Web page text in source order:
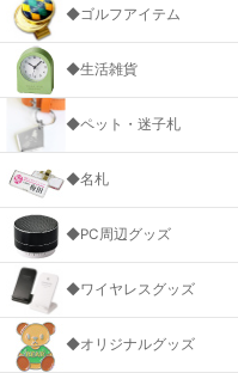
◆ゴルフアイテム
◆生活雑貨
◆ペット・迷子札
◆名札
◆PC周辺グッズ
◆ワイヤレスグッズ
◆オリジナルグッズ